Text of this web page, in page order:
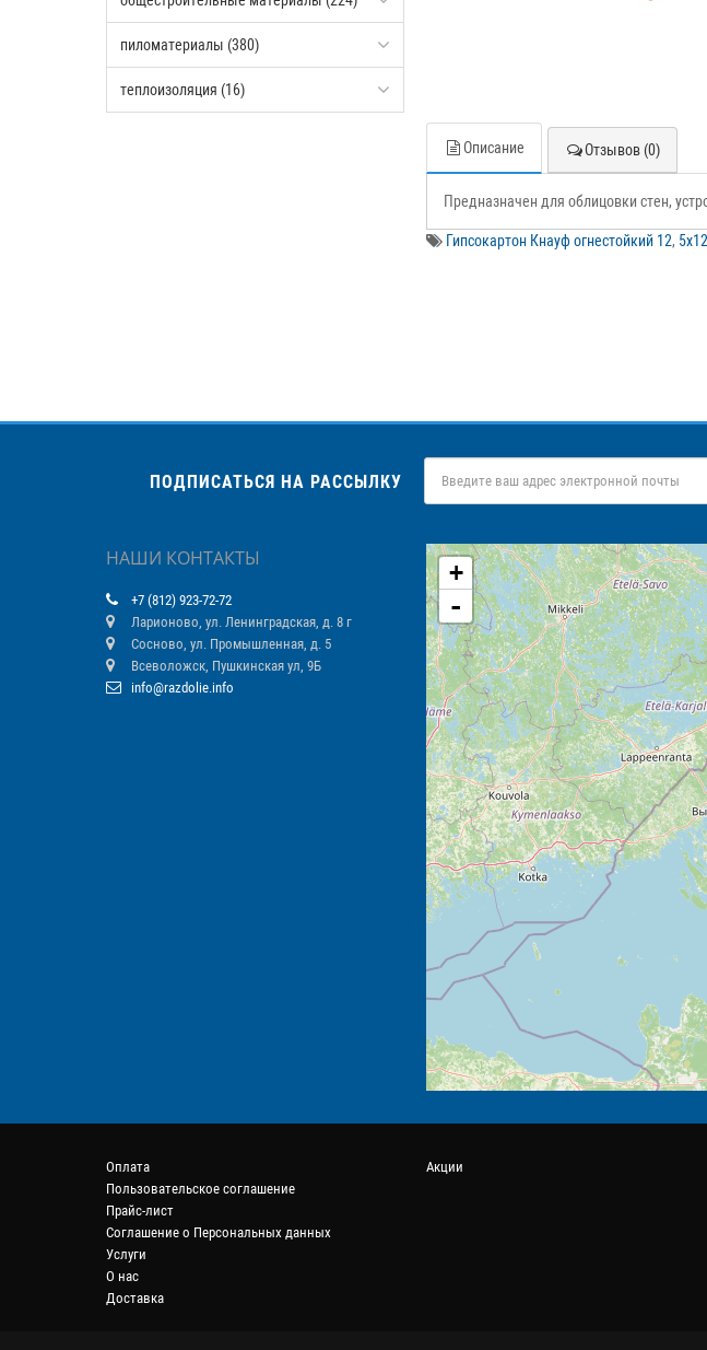
пиломатериалы (380)
теплоизоляция (16)
Описание Отзывов (0)
Предназначен для облицовки стен,
Гипсокартон Кнауф огнестойкий 12,
ПОДПИСАТЬСЯ НА РАССЫЛКУ
НАШИ КОНТАКТЫ
+7 (812) 923-72-72
Ларионово, ул. Ленинградская, д. 8 г
Сосново, ул. Промышленная, д. 5
Всеволожск, Пушкинская ул, 9Б
info@razdolie.info
+
-
Оплата
Пользовательское соглашение
Прайс-лист
Соглашение о Персональных данных
Услуги
О нас
Доставка
Акции